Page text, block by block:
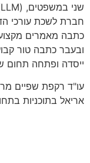
שני במשפטים, (LLM) בהצטיינות, מאוניברסיטת תל אביב.
חברת לשכת עורכי
כתבה מאמרים
ובעבר כתבה טור
ייסדה ופתחה תחום
עו"ד רקפת שפיים
אריאל בתוכניות